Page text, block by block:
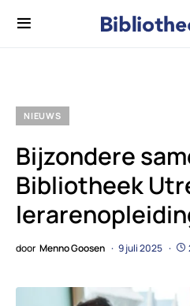
NIEUWS
Bijzondere
Bibliotheek
door Menno Goosen 9 juli 2025